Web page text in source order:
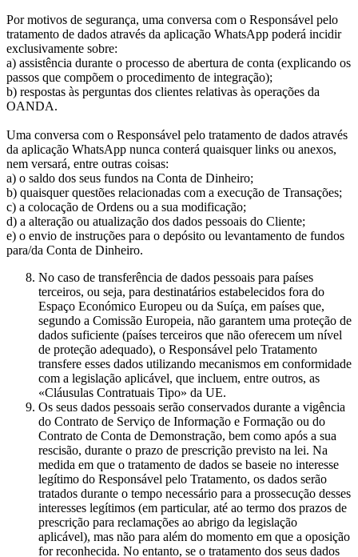
Por motivos de segurança, uma conversa com o Responsável pelo
tratamento de dados através da aplicação WhatsApp poderá incidir
exclusivamente sobre:
a) assistência durante o processo de abertura de conta (explicando os
passos que compõem o procedimento de integração);
b) respostas às perguntas dos clientes relativas às operações da
OANDA.
Uma conversa com o Responsável pelo tratamento de dados através
da aplicação WhatsApp nunca conterá quaisquer links ou anexos,
nem versará, entre outras coisas:
a) o saldo dos seus fundos na Conta de Dinheiro;
b) quaisquer questões relacionadas com a execução de Transações;
c) a colocação de Ordens ou a sua modificação;
d) a alteração ou atualização dos dados pessoais do Cliente;
e) o envio de instruções para o depósito ou levantamento de fundos
para/da Conta de Dinheiro.
No caso de transferência de dados pessoais para países
terceiros, ou seja, para destinatários estabelecidos fora do
Espaço Económico Europeu ou da Suíça, em países que,
segundo a Comissão Europeia, não garantem uma proteção de
dados suficiente (países terceiros que não oferecem um nível
de proteção adequado), o Responsável pelo Tratamento
transfere esses dados utilizando mecanismos em conformidade
com a legislação aplicável, que incluem, entre outros, as
«Cláusulas Contratuais Tipo» da UE.
Os seus dados pessoais serão conservados durante a vigência
do Contrato de Serviço de Informação e Formação ou do
Contrato de Conta de Demonstração, bem como após a sua
rescisão, durante o prazo de prescrição previsto na lei. Na
medida em que o tratamento de dados se baseie no interesse
legítimo do Responsável pelo Tratamento, os dados serão
tratados durante o tempo necessário para a prossecução desses
interesses legítimos (em particular, até ao termo dos prazos de
prescrição para reclamações ao abrigo da legislação
aplicável), mas não para além do momento em que a oposição
for reconhecida. No entanto, se o tratamento dos seus dados